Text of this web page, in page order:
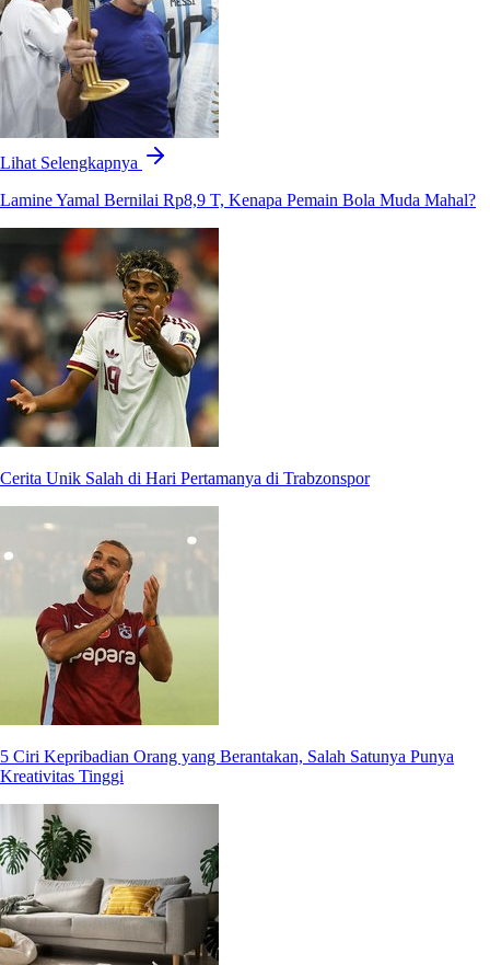
Lihat Selengkapnya
Lamine Yamal Bernilai Rp8,9 T, Kenapa Pemain Bola Muda Mahal?
Cerita Unik Salah di Hari Pertamanya di Trabzonspor
5 Ciri Kepribadian Orang yang Berantakan, Salah Satunya Punya
Kreativitas Tinggi